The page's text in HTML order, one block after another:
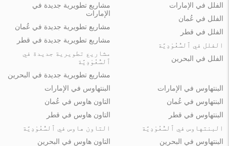
الفلل في الإمارات
الفلل في عُمان
الفلل في قطر
الفلل في ٱلسُّعُوْدِيَّة
الفلل في البحرين
مشاريع تطويرية جديدة في
الإمارات
مشاريع تطويرية جديدة في عُمان
مشاريع تطويرية جديدة في قطر
مشاريع تطويرية جديدة في
ٱلسُّعُوْدِيَّة
مشاريع تطويرية جديدة في البحرين
البنتهاوس في الإمارات
البنتهاوس في عُمان
البنتهاوس في قطر
البنتهاوس في ٱلسُّعُوْدِيَّة
البنتهاوس في البحرين
البنتهاوس في الإمارات
التاون هاوس في عُمان
التاون هاوس في قطر
التاون هاوس في ٱلسُّعُوْدِيَّة
التاون هاوس في البحرين